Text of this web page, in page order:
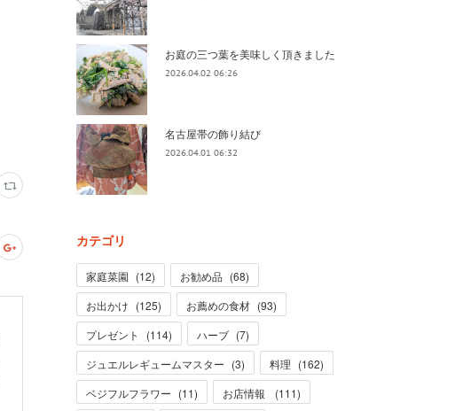
お庭の三つ葉を美味しく頂きました
2026.04.02 06:26
名古屋帯の飾り結び
2026.04.01 06:32
カテゴリ
家庭菜園 (12) お勧め品 (68)
お出かけ (125) お薦めの食材 (93)
プレゼント
(114) ハーブ (7)
ジュエルレギュームマスター (3) 料理 (162)
ベジフルフラワー (11) お店情報 (111)